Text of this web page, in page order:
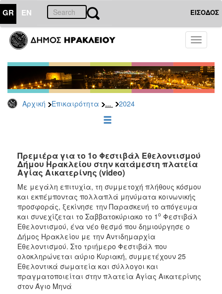
GR EN ΕΙΣΟΔΟΣ
Toggle
Αρχική Επικαιρότητα ... 2024
ΕΠΙΚΑΙΡΟΤΗΤΑ
Τύπου
Αρχείο
2026
2025
2022
2021
2020
2019
2018
2017
2016
2015
2013
2012
Πρεμιέρα για το 1ο Φεστιβάλ Εθελοντισμού
Δήμου Ηρακλείου στην κατάμεστη πλατεία
Αγίας Αικατερίνης (video)
Με μεγάλη επιτυχία, τη συμμετοχή πλήθους κόσμου
και εκπέμποντας πολλαπλά μηνύματα κοινωνικής
προσφοράς, ξεκίνησε την Παρασκευή το απόγευμα
και συνεχίζεται το Σαββατοκύριακο το 1 ο Φεστιβάλ
Εθελοντισμού, ένα νέο θεσμό που δημιούργησε ο
Δήμος Ηρακλείου με την Αντιδημαρχία
Εθελοντισμού. Στο τριήμερο Φεστιβάλ που
ολοκληρώνεται αύριο Κυριακή, συμμετέχουν 25
Εθελοντικά σωματεία και σύλλογοι και
πραγματοποιείται στην πλατεία Αγίας Αικατερίνης
στον Άγιο Μηνά